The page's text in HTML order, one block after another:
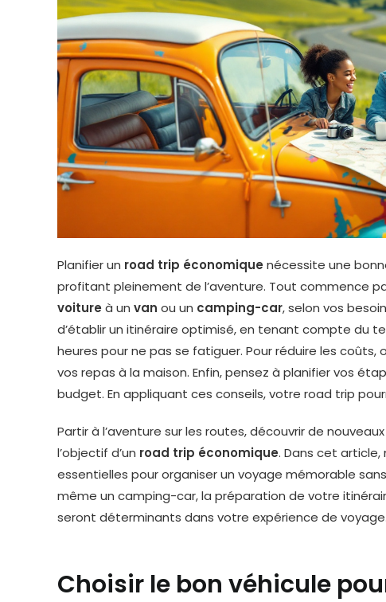
Planifier un road trip économique nécessite une
profitant pleinement de l’aventure. Tout commence
voiture à un van ou un camping-car, selon vos
d’établir un itinéraire optimisé, en tenant compte du
heures pour ne pas se fatiguer. Pour réduire les coûts,
vos repas à la maison. Enfin, pensez à planifier vos
budget. En appliquant ces conseils, votre road trip
Partir à l’aventure sur les routes, découvrir de
l’objectif d’un road trip économique. Dans cet
essentielles pour organiser un voyage mémorable
même un camping-car, la préparation de votre
seront déterminants dans votre expérience de voyage.
Choisir le bon véhicule